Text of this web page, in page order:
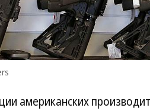
американских